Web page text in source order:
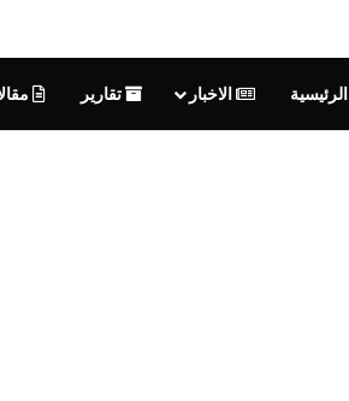
الرئيسية الاخبار تقارير